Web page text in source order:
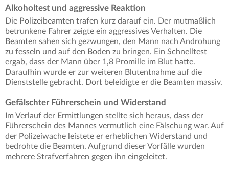
Alkoholtest und aggressive Reaktion
Die Polizeibeamten trafen kurz darauf ein. Der mutmaßlich
betrunkene Fahrer zeigte ein aggressives Verhalten. Die
Beamten sahen sich gezwungen, den Mann nach Androhung
zu fesseln und auf den Boden zu bringen. Ein Schnelltest
ergab, dass der Mann über 1,8 Promille im Blut hatte.
Daraufhin wurde er zur weiteren Blutentnahme auf die
Dienststelle gebracht. Dort beleidigte er die Beamten massiv.
Gefälschter Führerschein und Widerstand
Im Verlauf der Ermittlungen stellte sich heraus, dass der
Führerschein des Mannes vermutlich eine Fälschung war. Auf
der Polizeiwache leistete er erheblichen Widerstand und
bedrohte die Beamten. Aufgrund dieser Vorfälle wurden
mehrere Strafverfahren gegen ihn eingeleitet.